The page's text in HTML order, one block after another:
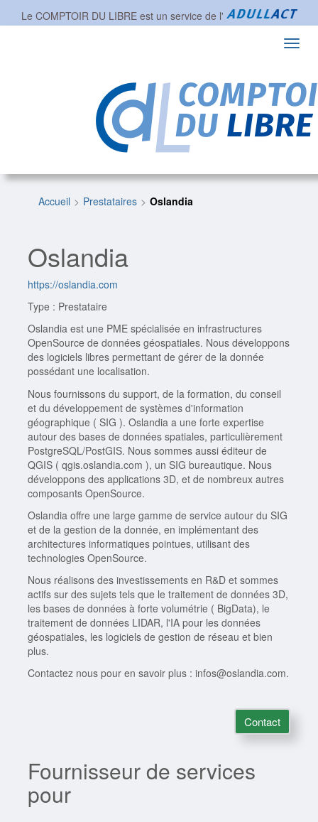
Le COMPTOIR DU LIBRE est un service de l'
Accueil Prestataires Oslandia
Oslandia
https://oslandia.com
Type : Prestataire
Oslandia est une PME spécialisée en infrastructures
OpenSource de données géospatiales. Nous développons
des logiciels libres permettant de gérer de la donnée
possédant une localisation.
Nous fournissons du support, de la formation, du conseil
et du développement de systèmes d'information
géographique ( SIG ). Oslandia a une forte expertise
autour des bases de données spatiales, particulièrement
PostgreSQL/PostGIS. Nous sommes aussi éditeur de
QGIS ( qgis.oslandia.com ), un SIG bureautique. Nous
développons des applications 3D, et de nombreux autres
composants OpenSource.
Oslandia offre une large gamme de service autour du SIG
et de la gestion de la donnée, en implémentant des
architectures informatiques pointues, utilisant des
technologies OpenSource.
Nous réalisons des investissements en R&D et sommes
actifs sur des sujets tels que le traitement de données 3D,
les bases de données à forte volumétrie ( BigData), le
traitement de données LIDAR, l'IA pour les données
géospatiales, les logiciels de gestion de réseau et bien
plus.
Contactez nous pour en savoir plus : infos@oslandia.com.
Contact
Fournisseur de services
pour